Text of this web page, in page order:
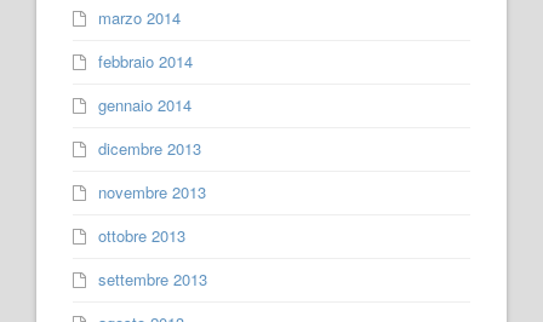
marzo 2014
febbraio 2014
gennaio 2014
dicembre 2013
novembre 2013
ottobre 2013
settembre 2013